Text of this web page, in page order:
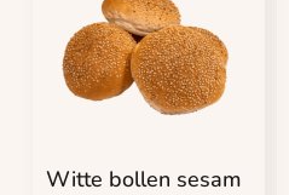
Witte bollen sesam